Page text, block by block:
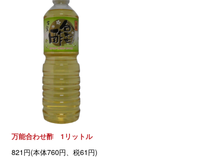
万能合わせ酢 1リットル
821円(本体760円、税61円)